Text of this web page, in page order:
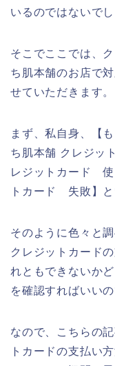
いるのではないで
そこでここでは、
ち肌本舗のお店で
せていただきます。
まず、私自身、【
ち肌本舗 クレジッ
レジットカード 使
トカード 失敗】と
そのように色々と
クレジットカード
れともできないか
を確認すればいい
なので、こちらの
トカードの支払い